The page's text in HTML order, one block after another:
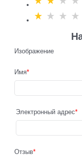
Изображение
Имя
Электронный адрес
Отзыв